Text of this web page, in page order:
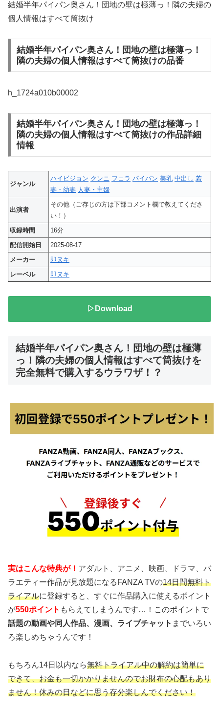
結婚半年パイパン奥さん！団地の壁は極薄っ！隣の夫婦の
個人情報はすべて筒抜け
結婚半年パイパン奥さん！団地の壁は極薄っ！
隣の夫婦の個人情報はすべて筒抜けの品番
h_1724a010b00002
結婚半年パイパン奥さん！団地の壁は極薄っ！
隣の夫婦の個人情報はすべて筒抜けの作品詳細
情報
ジャンル
ハイビジョン クンニ フェラ パイパン 美乳 中出し 若
妻・幼妻 人妻・主婦
出演者
その他（ご存じの方は下部コメント欄で教えてくださ
い！）
収録時間
16分
配信開始日
2025-08-17
メーカー
即ヌキ
レーベル
即ヌキ
▷Download
結婚半年パイパン奥さん！団地の壁は極薄
っ！隣の夫婦の個人情報はすべて筒抜けを
完全無料で購入するウラワザ！？
実はこんな特典が！ アダルト、アニメ、映画、ドラマ、バ
ラエティー作品が見放題になるFANZA TVの14日間無料ト
ライアルに登録すると、すぐに作品購入に使えるポイント
が550ポイント もらえてしまうんです…！このポイントで
話題の動画や同人作品、漫画、ライブチャット までいろい
ろ楽しめちゃうんです！
もちろん14日以内なら無料トライアル中の解約は簡単に
できて、お金も一切かかりませんのでお財布の心配もあり
ません！休みの日などに思う存分楽しんでください！